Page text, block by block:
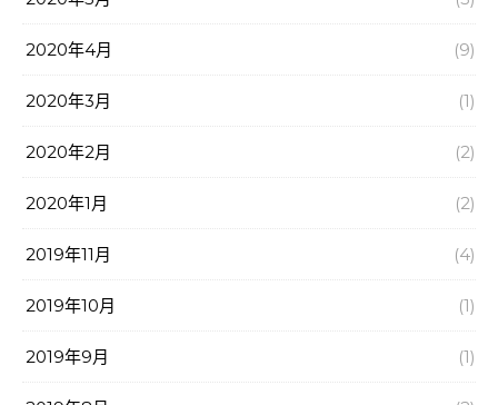
2020年4月 (9)
2020年3月 (1)
2020年2月 (2)
2020年1月 (2)
2019年11月 (4)
2019年10月 (1)
2019年9月 (1)